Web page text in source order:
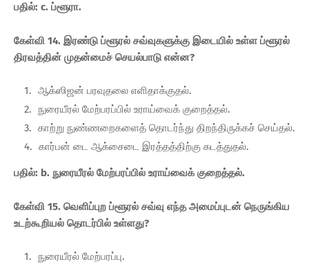
பதில்: c. ப்ளூரா.
கேள்வி 14. இரண்டு ப்ளூரல் சவ்வுகளுக்கு இடையில் உள்ள ப்ளூரல்
திரவத்தின் முதன்மைச் செயல்பாடு என்ன?
ஆக்ஸிஜன் பரவுதலை எளிதாக்குதல்.
நுரையீரல் மேற்பரப்பில் உராய்வைக் குறைத்தல்.
காற்று நுண்ணறைகளைத் தொடர்ந்து திறந்திருக்கச் செய்தல்.
கார்பன் டை ஆக்சைடை இரத்தத்திற்கு கடத்துதல்.
பதில்: b. நுரையீரல் மேற்பரப்பில் உராய்வைக் குறைத்தல்.
கேள்வி 15. வெளிப்புற ப்ளூரல் சவ்வு எந்த அமைப்புடன் நெருங்கிய
உடற்கூறியல் தொடர்பில் உள்ளது?
நுரையீரல் மேற்பரப்பு.